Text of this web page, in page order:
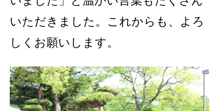
いただきました。これからも、よろ
しくお願いします。